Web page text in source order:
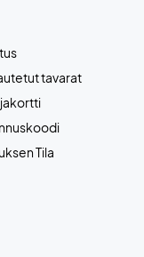
tavarat
Tila